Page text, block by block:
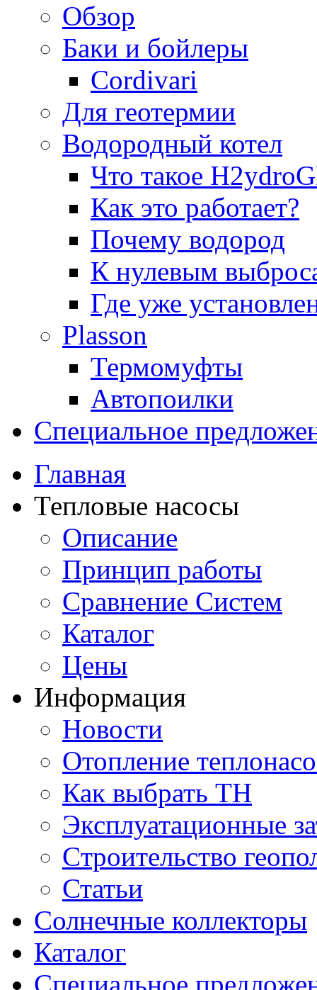
Обзор
Баки и бойлеры
Cordivari
Для геотермии
Водородный котел
Что такое
Как это работает?
Почему водород
К нулевым
Где уже
Plasson
Термомуфты
Автопоилки
Специальное
Главная
Тепловые насосы
Описание
Принцип работы
Сравнение Систем
Каталог
Цены
Информация
Новости
Отопление
Как выбрать ТН
Эксплуатационные
Cтроительство
Статьи
Солнечные коллекторы
Каталог